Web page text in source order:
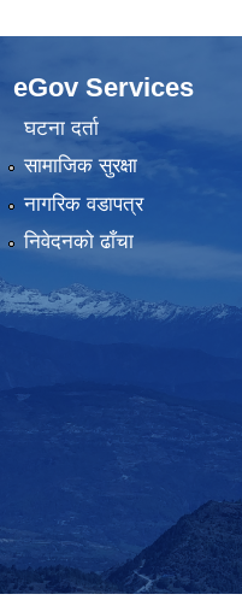
eGov Services
घटना दर्ता
सामाजिक सुरक्षा
नागरिक वडापत्र
निवेदनकाे ढाँचा